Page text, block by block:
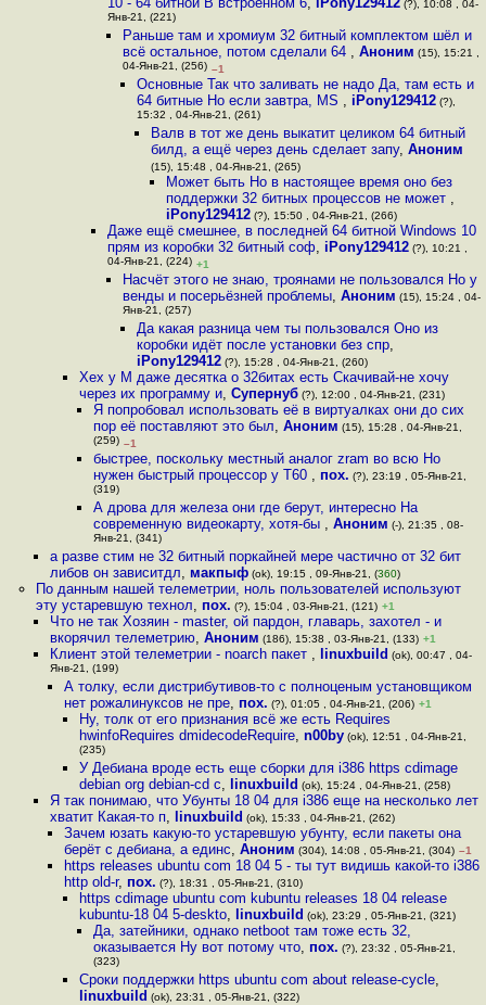
(?), 10:08 , 04-
Янв-21, (221)
Раньше там и хромиум 32 битный комплектом шёл и
всё остальное, потом сделали 64 , Аноним (15), 15:21 ,
04-Янв-21, (256) –1
Основные Так что заливать не надо Да, там есть и
64 битные Но если завтра, MS , iPony129412(?),
15:32 , 04-Янв-21, (261)
Валв в тот же день выкатит целиком 64 битный
билд, а ещё через день сделает запу,Аноним
(15), 15:48 , 04-Янв-21, (265)
Может быть Но в настоящее время оно без
поддержки 32 битных процессов не может ,
iPony129412(?), 15:50 , 04-Янв-21, (266)
Даже ещё смешнее, в последней 64 битной Windows 10
прям из коробки 32 битный соф, iPony129412 (?), 10:21 ,
04-Янв-21, (224) +1
Насчёт этого не знаю, троянами не пользовался Но у
венды и посерьёзней проблемы, Аноним (15), 15:24 , 04-
Янв-21, (257)
Да какая разница чем ты пользовался Оно из
коробки идёт после установки без спр,
iPony129412(?), 15:28 , 04-Янв-21, (260)
Хех у M даже десятка о 32битах есть Скачивай-не хочу
через их программу и, Супернуб(?), 12:00 , 04-Янв-21, (231)
Я попробовал использовать её в виртуалках они до сих
пор её поставляют это был, Аноним (15), 15:28 , 04-Янв-21,
(259) –1
быстрее, поскольку местный аналог zram во всю Но
нужен быстрый процессор у T60 , пох. (?), 23:19 , 05-Янв-21,
(319)
А дрова для железа они где берут, интересно На
современную видеокарту, хотя-бы , Аноним (-), 21:35 , 08-
Янв-21, (341)
а разве стим не 32 битный поркайней мере частично от 32 бит
либов он зависитдл, макпыф(ok), 19:15 , 09-Янв-21, (360)
По данным нашей телеметрии, ноль пользователей используют
эту устаревшую технол, пох. (?), 15:04 , 03-Янв-21, (121) +1
Что не так Хозяин - master, ой пардон, главарь, захотел - и
вкорячил телеметрию, Аноним (186), 15:38 , 03-Янв-21, (133) +1
Клиент этой телеметрии - noarch пакет , linuxbuild (ok), 00:47 , 04-
Янв-21, (199)
А толку, если дистрибутивов-то с полноценым установщиком
нет рожалинуксов не пре, пох. (?), 01:05 , 04-Янв-21, (206) +1
Ну, толк от его признания всё же есть Requires
hwinfoRequires dmidecodeRequire, n00by(ok), 12:51 , 04-Янв-21,
(235)
У Дебиана вроде есть еще сборки для i386 https cdimage
debian org debian-cd c, linuxbuild (ok), 15:24 , 04-Янв-21, (258)
Я так понимаю, что Убунты 18 04 для i386 еще на несколько лет
хватит Какая-то п, linuxbuild (ok), 15:33 , 04-Янв-21, (262)
Зачем юзать какую-то устаревшую убунту, если пакеты она
берёт с дебиана, а единс,Аноним (304), 14:08 , 05-Янв-21, (304) –1
https releases ubuntu com 18 04 5 - ты тут видишь какой-то i386
http old-r, пох. (?), 18:31 , 05-Янв-21, (310)
https cdimage ubuntu com kubuntu releases 18 04 release
kubuntu-18 04 5-deskto, linuxbuild (ok), 23:29 , 05-Янв-21, (321)
Да, затейники, однако netboot там тоже есть 32,
оказывается Ну вот потому что, пох. (?), 23:32 , 05-Янв-21,
(323)
Сроки поддержки https ubuntu com about release-cycle,
linuxbuild (ok), 23:31 , 05-Янв-21, (322)